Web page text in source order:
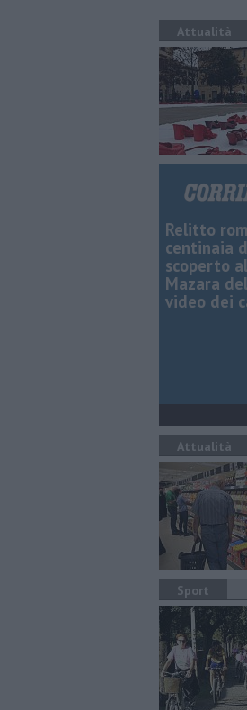
Attualità
Relitto
centinaia
scoperto
Mazara
video dei
Attualità
Sport